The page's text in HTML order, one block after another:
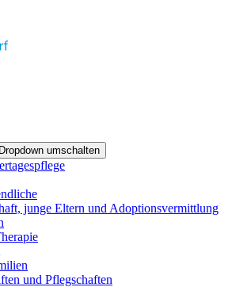
Dropdown umschalten
junge Eltern und Adoptionsvermittlung
und Pflegschaften